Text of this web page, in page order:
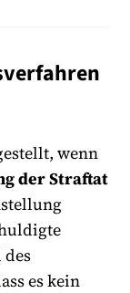
wenn
der Straftat
es kein